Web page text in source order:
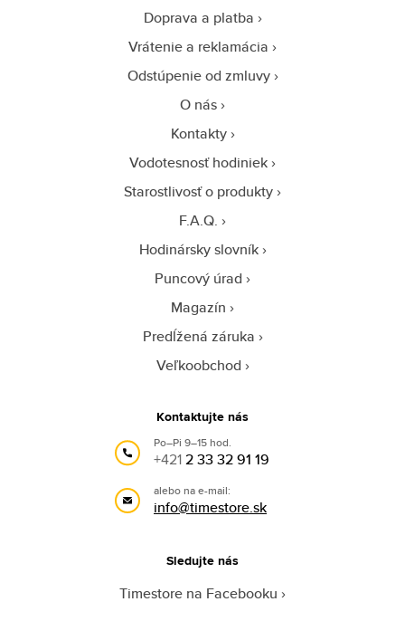
Doprava a platba
Vrátenie a reklamácia
Odstúpenie od zmluvy
O nás
Kontakty
Vodotesnosť hodiniek
Starostlivosť o produkty
F.A.Q.
Hodinársky slovník
Puncový úrad
Magazín
Predĺžená záruka
Veľkoobchod
Kontaktujte nás
Po–Pi 9–15 hod.
+4212 33 32 91 19
alebo na e-mail:
info@timestore.sk
Sledujte nás
Timestore na Facebooku